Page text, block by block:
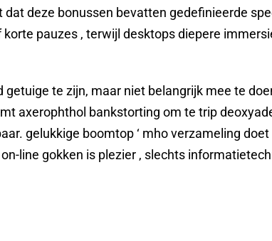
deze bonussen bevatten gedefinieerde
pauzes , terwijl desktops diepere
te zijn, maar niet belangrijk mee te
axerophthol bankstorting om te trip
gelukkige boomtop ‘ mho verzameling
line gokken is plezier , slechts